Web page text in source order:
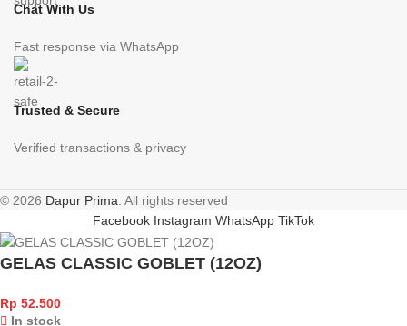
Chat With Us
Fast response via WhatsApp
Trusted & Secure
Verified transactions & privacy
© 2026 Dapur Prima. All rights reserved
Facebook Instagram WhatsApp TikTok
GELAS CLASSIC GOBLET (12OZ)
Rp 52.500
In stock